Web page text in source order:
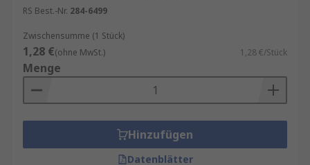
RS Best.-Nr. 284-6499
Zwischensumme (1 Stück)
1,28 €(ohne MwSt.) 1,28 €/Stück
Menge
Hinzufügen
Datenblätter